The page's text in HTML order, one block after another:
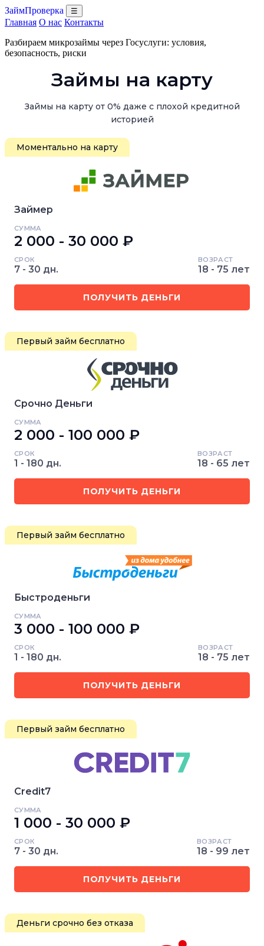
ЗаймПроверка ☰
Главная О нас Контакты
Разбираем микрозаймы через Госуслуги: условия,
безопасность, риски
Займы на карту
Займы на карту от 0% даже с плохой кредитной
историей
Моментально на карту
Займер
СУММА
2 000 - 30 000 ₽
СРОК
7 - 30 дн.
ВОЗРАСТ
18 - 75 лет
ПОЛУЧИТЬ ДЕНЬГИ
Первый займ бесплатно
Срочно Деньги
СУММА
2 000 - 100 000 ₽
СРОК
1 - 180 дн.
ВОЗРАСТ
18 - 65 лет
ПОЛУЧИТЬ ДЕНЬГИ
Первый займ бесплатно
Быстроденьги
СУММА
3 000 - 100 000 ₽
СРОК
1 - 180 дн.
ВОЗРАСТ
18 - 75 лет
ПОЛУЧИТЬ ДЕНЬГИ
Первый займ бесплатно
Credit7
СУММА
1 000 - 30 000 ₽
СРОК
7 - 30 дн.
ВОЗРАСТ
18 - 99 лет
ПОЛУЧИТЬ ДЕНЬГИ
Деньги срочно без отказа